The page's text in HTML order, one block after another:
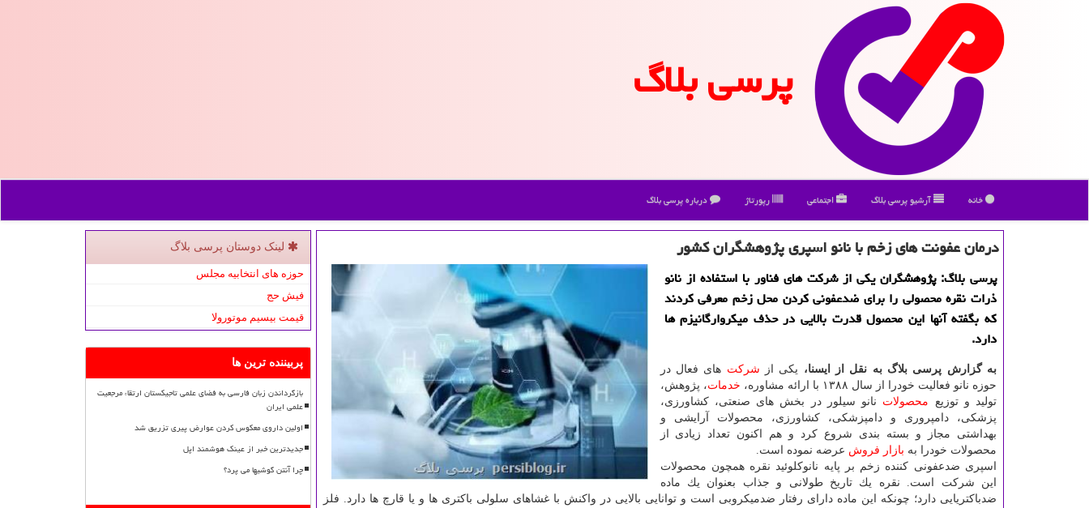
پرسی بلاگ
خانه آرشیو پرسی بلاگ اجتماعی رپورتاژ درباره پرسی بلاگ
درمان عفونت های زخم با نانو اسپری پژوهشگران كشور
پرسی بلاگ: پژوهشگران یكی از شركت های فناور با استفاده از نانو
ذرات نقره محصولی را برای ضدعفونی كردن محل زخم معرفی كردند
كه بگفته آنها این محصول قدرت بالایی در حذف میكروارگانیزم ها
دارد.
به گزارش پرسی بلاگ به نقل از ایسنا، یكی از شركت های فعال در
حوزه نانو فعالیت خودرا از سال ۱۳۸۸ با ارائه مشاوره،
خدمات، پژوهش،
تولید و توزیع محصولات نانو سیلور در بخش های صنعتی، كشاورزی،
پزشكی، دامپروری و دامپزشكی، كشاورزی، محصولات آرایشی و
بهداشتی مجاز و بسته بندی شروع كرد و هم اكنون تعداد زیادی از
محصولات خودرا به بازار فروش عرضه نموده است.
اسپری ضدعفونی كننده زخم بر پایه نانوكلوئید نقره همچون محصولات
این شركت است. نقره یك تاریخ طولانی و جذاب بعنوان یك ماده
ضدباكتریایی دارد؛ چونكه این ماده دارای رفتار ضدمیكروبی است و توانایی بالایی در واكنش با غشاهای سلولی باكتری ها و یا قارچ ها دارد. فلز
لینک دوستان پرسی بلاگ
حوزه های انتخابیه مجلس
فیش حج
قیمت بیسیم موتورولا
پربیننده ترین ها
بازگرداندن زبان فارسی به فضای علمی تاجیکستان ارتقاء مرجعیت
علمی ایران
اولین داروی معکوس کردن عوارض پیری تزریق شد
جدیدترین خبر از عینک هوشمند اپل
چرا آنتن گوشیها می پرد؟